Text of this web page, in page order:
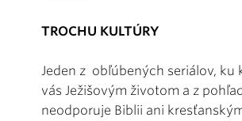
TROCHU KULTÚRY
Jeden z obľúbených seriálov, ku
vás Ježišovým životom a z
neodporuje Biblii ani